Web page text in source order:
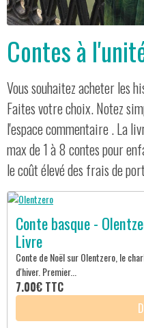
Contes à
Vous souhaitez acheter les
Faites votre choix. Notez
l'espace commentaire . La
max de 1 à 8 contes pour
le coût élevé des frais de
Conte basque -
Livre
Conte de Noël sur Olentzero, le
d'hiver. Premier...
7.00€ TTC